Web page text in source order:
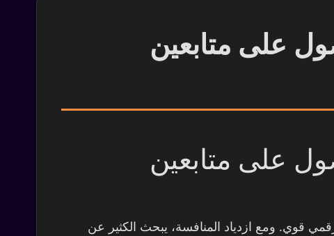
شامل للحصول على متابعين
شامل للحصول على متابعين
قوي. ومع ازدياد المنافسة، يبحث الكثير عن